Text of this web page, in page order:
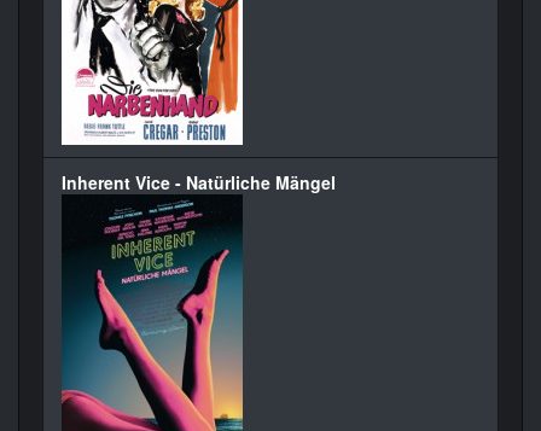
Inherent Vice - Natürliche Mängel